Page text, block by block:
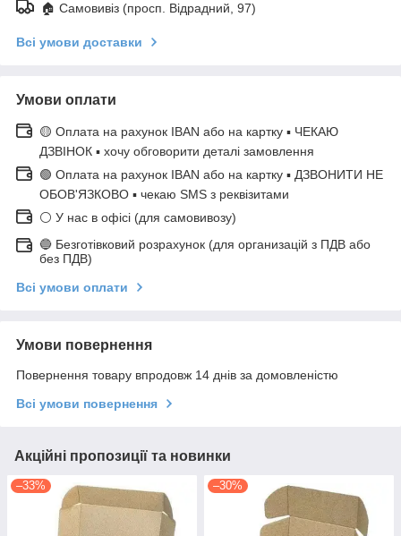
🏠 Самовивіз (просп. Відрадний, 97)
Всі умови доставки
Умови оплати
🟡 Оплата на рахунок IBAN або на картку ▪ ЧЕКАЮ
ДЗВІНОК ▪ хочу обговорити деталі замовлення
🟢 Оплата на рахунок IBAN або на картку ▪ ДЗВОНИТИ НЕ
ОБОВ'ЯЗКОВО ▪ чекаю SMS з реквізитами
⚪ У нас в офісі (для самовивозу)
🔵 Безготівковий розрахунок (для организацій з ПДВ або
без ПДВ)
Всі умови оплати
Умови повернення
Повернення товару впродовж 14 днів за домовленістю
Всі умови повернення
Акційні пропозиції та новинки
–33% –30%